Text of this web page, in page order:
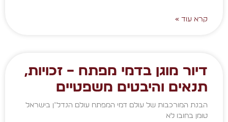
קרא עוד »
דיור מוגן בדמי מפתח – זכויות,
תנאים והיבטים משפטיים
הבנת המורכבות של עולם דמי המפתח עולם הנדל"ן בישראל
טומן בחובו לא